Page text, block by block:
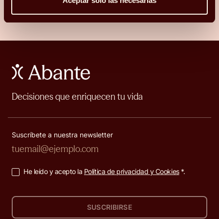
Decisiones que enriquecen tu vida
Suscríbete a nuestra newsletter
He leído y acepto la Política de privacidad y Cookies*.
SUSCRIBIRSE